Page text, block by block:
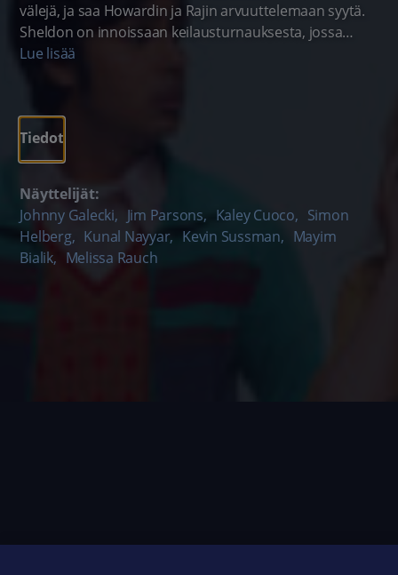
välejä, ja saa Howardin ja Rajin arvuuttelemaan syytä.
Sheldon on innoissaan keilausturnauksesta, jossa
vastaan tulee hänen arkkivihollisensa Wil Wheaton.
Lue lisää
Tiedot
Näyttelijät:
Johnny Galecki, Jim Parsons, Kaley Cuoco, Simon
Helberg, Kunal Nayyar, Kevin Sussman, Mayim
Bialik, Melissa Rauch